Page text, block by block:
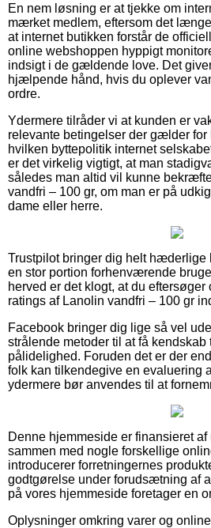
En nem løsning er at tjekke om
mærket medlem, eftersom det
at internet butikken forstår de
online webshoppen hyppigt
indsigt i de gældende love. Det
hjælpende hånd, hvis du oplever
ordre.
Ydermere tilråder vi at kunden er
relevante betingelser der gælder for
hvilken byttepolitik internet
er det virkelig vigtigt, at man
således man altid vil kunne
vandfri – 100 gr, om man er på
dame eller herre.
Trustpilot bringer dig helt hæderlige
en stor portion forhenværende
herved er det klogt, at du
ratings af Lanolin vandfri – 100 gr
Facebook bringer dig lige så vel
strålende metoder til at få
pålidelighed. Foruden det er der
folk kan tilkendegive en evaluering
ydermere bør anvendes til at
Denne hjemmeside er finansieret
sammen med nogle forskellige
introducerer forretningernes
godtgørelse under forudsætning af
på vores hjemmeside foretager en
Oplysninger omkring varer og